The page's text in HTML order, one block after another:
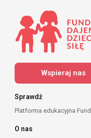
Wspieraj nas
Sprawdź
Platforma edukacyjna
O nas